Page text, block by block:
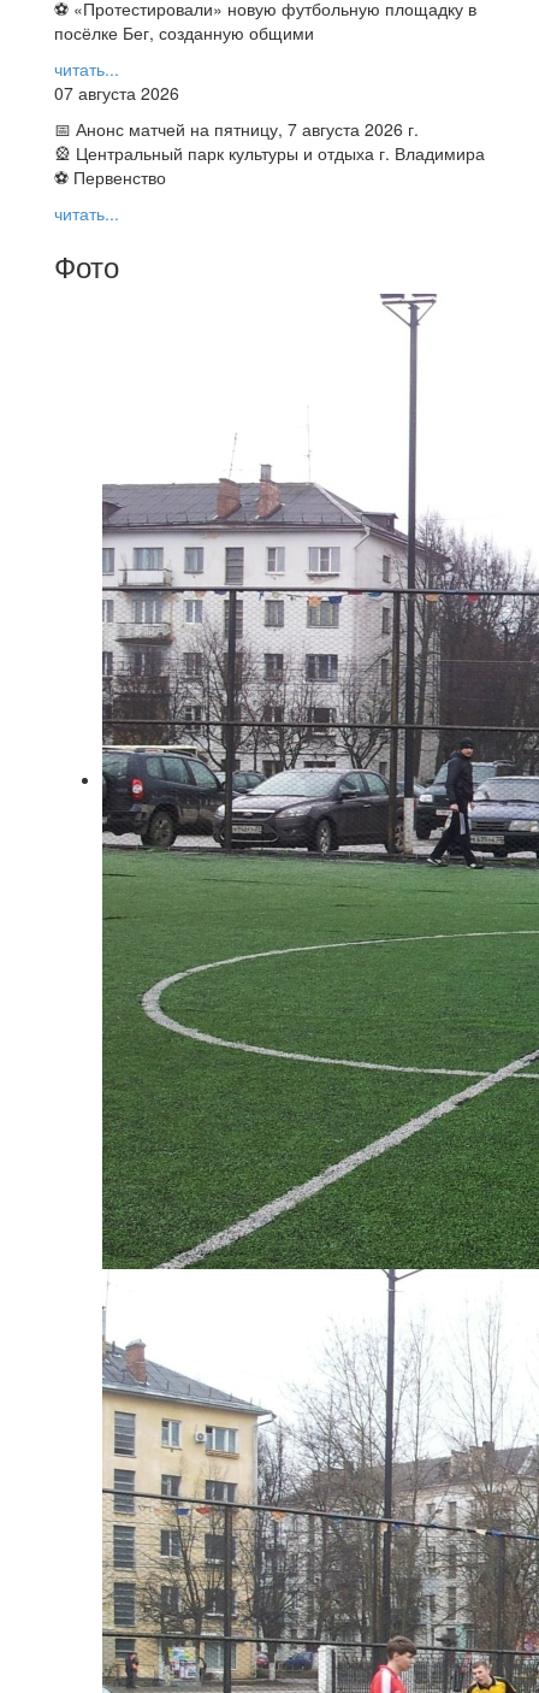
⚽ ️«Протестировали» новую футбольную площадку в
посёлке Бег, созданную общими
читать...
07 августа 2026
📅 Анонс матчей на пятницу, 7 августа 2026 г.
🎡 Центральный парк культуры и отдыха г. Владимира
⚽ Первенство
читать...
Фото